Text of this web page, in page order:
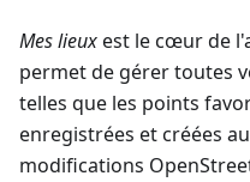
Mes lieuxest le cœur de
permet de gérer toutes
telles que les points
enregistrées et créées
modifications